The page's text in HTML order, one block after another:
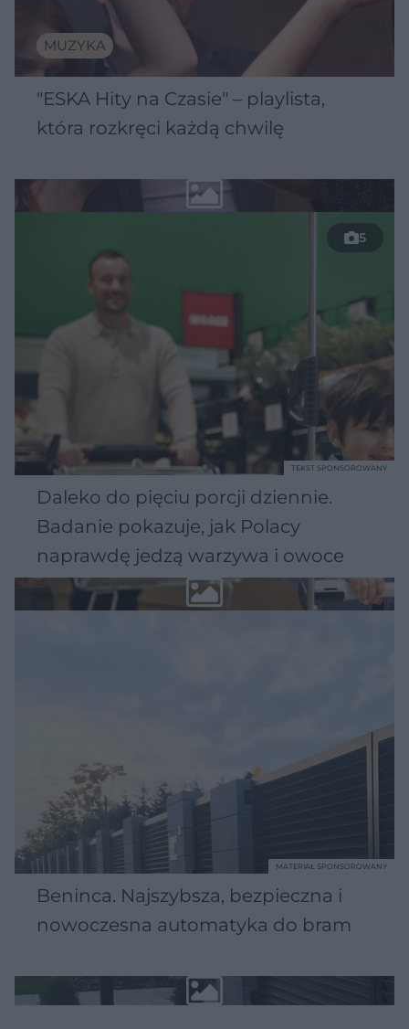
MUZYKA
"ESKA Hity na Czasie" – playlista,
która rozkręci każdą chwilę
5
Daleko do pięciu porcji dziennie.
Badanie pokazuje, jak Polacy
naprawdę jedzą warzywa i owoce
TEKST SPONSOROWANY
Beninca. Najszybsza, bezpieczna i
nowoczesna automatyka do bram
MATERIAŁ SPONSOROWANY